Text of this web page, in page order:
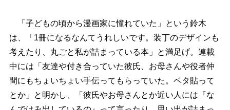
「子どもの頃から漫画家に憧れていた」という鈴木
は、「1冊になるなんてうれしいです。装丁のデザインも
考えたり、丸ごと私が詰まっている本」と満足げ。連載
中には「友達や付き合っていた彼氏、お母さんや役者仲
間にもちょいちょい手伝ってもらっていた。ベタ貼って
とか」と明かし、「彼氏やお母さんとか近い人には『な